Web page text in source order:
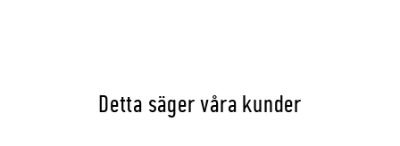
Detta säger våra kunder